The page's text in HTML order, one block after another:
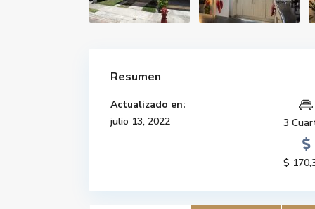
Resumen
Actualizado en:
julio 13, 2022
3
$